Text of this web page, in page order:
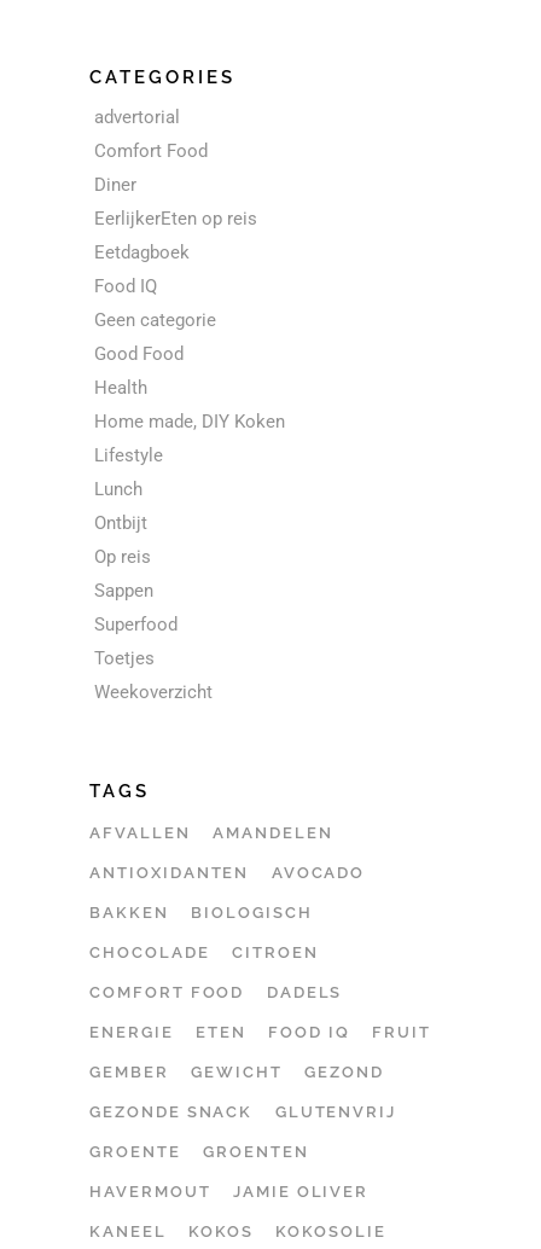
CATEGORIES
advertorial
Comfort Food
Diner
EerlijkerEten op reis
Eetdagboek
Food IQ
Geen categorie
Good Food
Health
Home made, DIY Koken
Lifestyle
Lunch
Ontbijt
Op reis
Sappen
Superfood
Toetjes
Weekoverzicht
TAGS
AFVALLEN AMANDELEN
ANTIOXIDANTEN AVOCADO
BAKKEN BIOLOGISCH
CHOCOLADE CITROEN
COMFORT FOOD DADELS
ENERGIE ETEN FOOD IQ FRUIT
GEMBER GEWICHT GEZOND
GEZONDE SNACK GLUTENVRIJ
GROENTE GROENTEN
HAVERMOUT JAMIE OLIVER
KANEEL KOKOS KOKOSOLIE